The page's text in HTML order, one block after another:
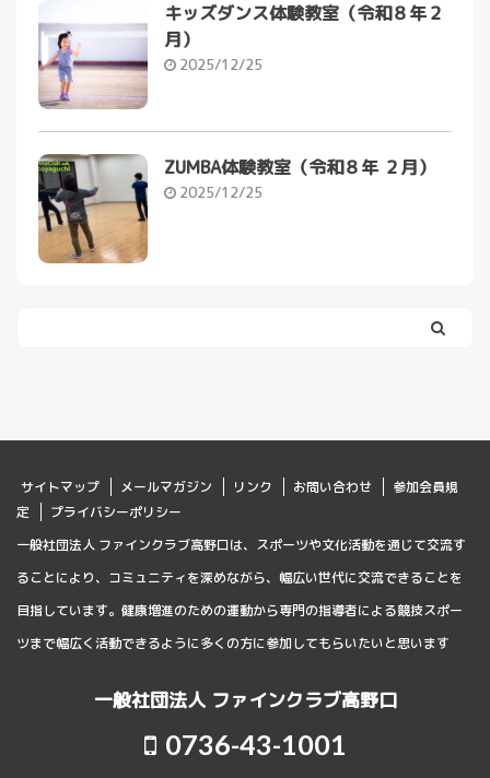
キッズダンス体験教室（令和８年２
月）
2025/12/25
ZUMBA体験教室（令和８年 ２月）
2025/12/25
サイトマップ メールマガジン リンク お問い合わせ
参加会員規
定
プライバシーポリシー
一般社団法人 ファインクラブ高野口は、スポーツや文化活動を通じて交流す
ることにより、コミュニティを深めながら、幅広い世代に交流できることを
目指しています。健康増進のための運動から専門の指導者による競技スポー
ツまで幅広く活動できるように多くの方に参加してもらいたいと思います
一般社団法人 ファインクラブ高野口
0736-43-1001